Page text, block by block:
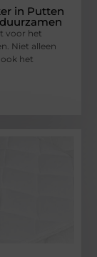
in Putten
voor het
Niet alleen
het